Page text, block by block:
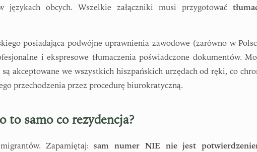
obcych. Wszelkie załączniki musi przygotować
posiadająca podwójne uprawnienia zawodowe (zarówno w
i ekspresowe tłumaczenia poświadczone dokumentów.
akceptowane we wszystkich hiszpańskich urzędach od ręki, co
przechodzenia przez procedurę biurokratyczną.
to samo co rezydencja?
Zapamiętaj: sam numer NIE nie jest